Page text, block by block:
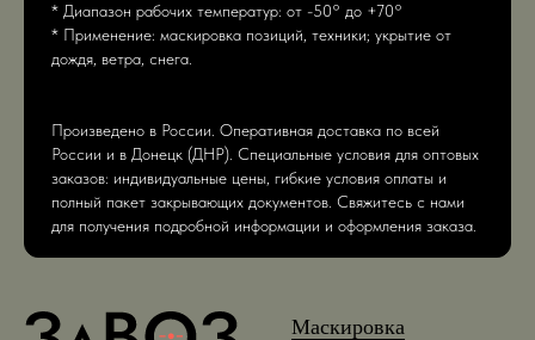
* Диапазон рабочих температур: от -50° до +70°
* Применение: маскировка позиций, техники; укрытие от
дождя, ветра, снега.
Произведено в России. Оперативная доставка по всей
России и в Донецк (ДНР). Специальные условия для оптовых
заказов: индивидуальные цены, гибкие условия оплаты и
полный пакет закрывающих документов. Свяжитесь с нами
для получения подробной информации и оформления заказа.
Маскировка